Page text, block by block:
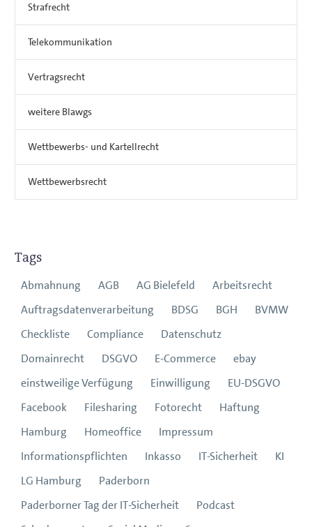
Strafrecht
Telekommunikation
Vertragsrecht
weitere Blawgs
Wettbewerbs- und Kartellrecht
Wettbewerbsrecht
Tags
Abmahnung AGB AG Bielefeld
Arbeitsrecht
Auftragsdatenverarbeitung
BDSG BGH
BVMW
Checkliste
Compliance
Datenschutz
Domainrecht
DSGVO E-Commerce
ebay
einstweilige Verfügung
Einwilligung
EU-DSGVO
Facebook
Filesharing Fotorecht
Haftung
Hamburg
Homeoffice
Impressum
Informationspflichten
Inkasso IT-Sicherheit
KI
LG Hamburg
Paderborn
Paderborner Tag der IT-Sicherheit
Podcast